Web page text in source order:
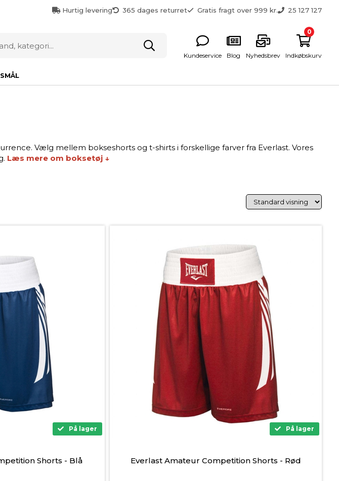
Hurtig levering 365 dages returret Gratis fragt over 999 kr. 25 127 127
Kundeservice Blog Nyhedsbrev Indkøbskurv
0
Vælg mellem bokseshorts og t-shirts i forskellige farver fra Everlast. Vores
Læs mere om boksetøj ↓
På lager
Shorts - Blå
På lager
Everlast Amateur Competition Shorts - Rød